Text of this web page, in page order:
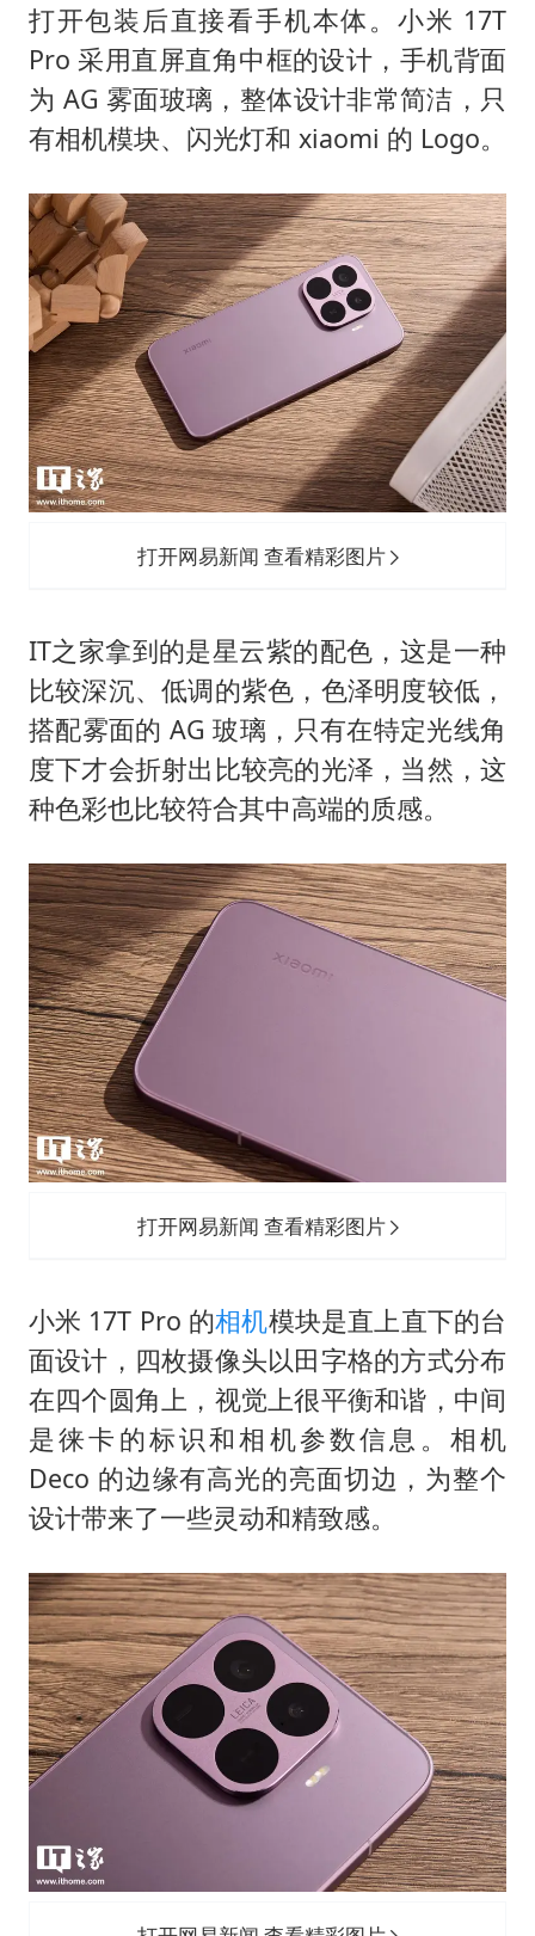
打开包装后直接看手机本体。小米 17T
Pro 采用直屏直角中框的设计，手机背面
为 AG 雾面玻璃，整体设计非常简洁，只
有相机模块、闪光灯和 xiaomi 的 Logo。
打开网易新闻 查看精彩图片
IT之家拿到的是星云紫的配色，这是一种
比较深沉、低调的紫色，色泽明度较低，
搭配雾面的 AG 玻璃，只有在特定光线角
度下才会折射出比较亮的光泽，当然，这
种色彩也比较符合其中高端的质感。
打开网易新闻 查看精彩图片
小米 17T Pro 的相机模块是直上直下的台
面设计，四枚摄像头以田字格的方式分布
在四个圆角上，视觉上很平衡和谐，中间
是徕卡的标识和相机参数信息。相机
Deco 的边缘有高光的亮面切边，为整个
设计带来了一些灵动和精致感。